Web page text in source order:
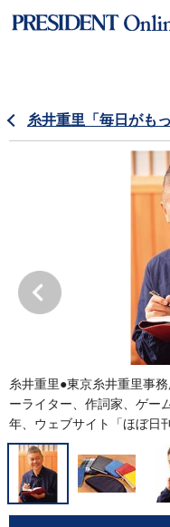
糸井重里「毎日がも
糸井重里●東京糸井重里事
ーライター、作詞家、ゲー
年、ウェブサイト「ほぼ日